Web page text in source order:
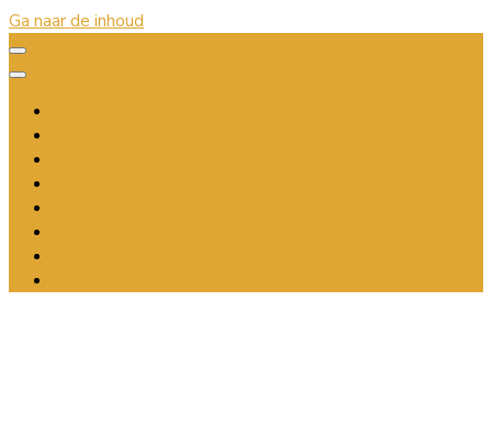
Ga naar de inhoud